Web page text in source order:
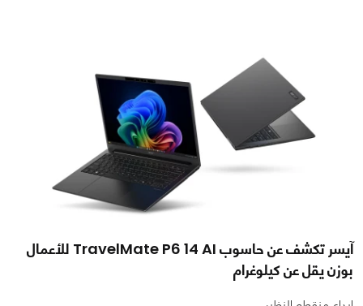
آيسر تكشف عن حاسوب TravelMate P6 14 AI للأعمال
بوزن يقل عن كيلوغرام